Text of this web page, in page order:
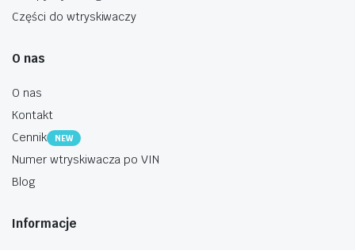
Części do wtryskiwaczy
O nas
O nas
Kontakt
Cennik
NEW
Numer wtryskiwacza po VIN
Blog
Informacje